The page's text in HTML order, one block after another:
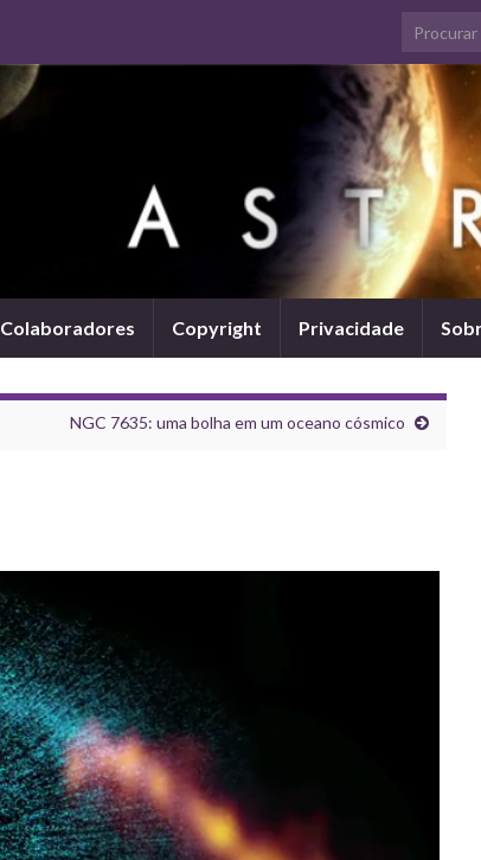
Search for:
Colaboradores Copyright Privacidade
NGC 7635: uma bolha em um oceano cósmico